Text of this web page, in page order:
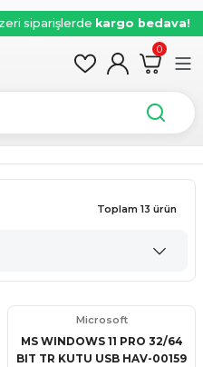
siparişlerde kargo bedava!
0
Toplam 13 ürün
Microsoft
MS WINDOWS 11 PRO 32/64
BIT TR KUTU USB HAV-00159